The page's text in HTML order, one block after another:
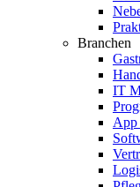
Branchen
IT
App